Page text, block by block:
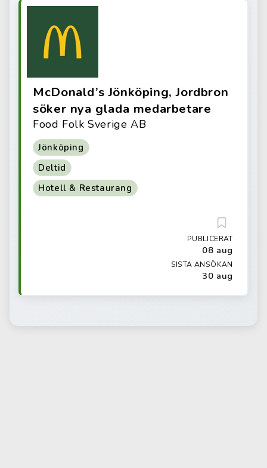
McDonald’s Jönköping, Jordbron
söker nya glada medarbetare
Food Folk Sverige AB
Jönköping
Deltid
Hotell & Restaurang
PUBLICERAT
08 aug
SISTA ANSÖKAN
30 aug